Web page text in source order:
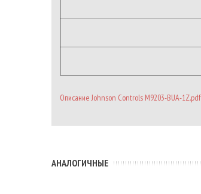
Описание Johnson Controls M9203-BUA-1Z.pdf
АНАЛОГИЧНЫЕ